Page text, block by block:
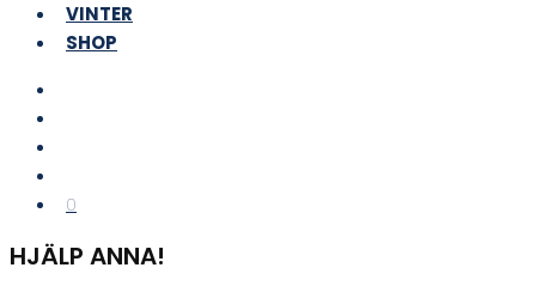
VINTER
SHOP
0
HJÄLP ANNA!